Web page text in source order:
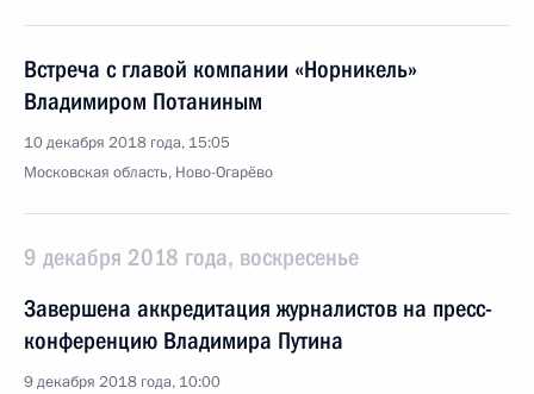
Встреча с главой компании «Норникель»
Владимиром Потаниным
10 декабря 2018 года, 15:05
Московская область, Ново-Огарёво
9 декабря 2018 года, воскресенье
Завершена аккредитация журналистов на пресс-
конференцию Владимира Путина
9 декабря 2018 года, 10:00